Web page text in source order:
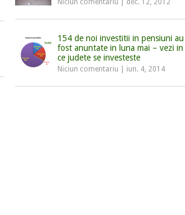
Niciun comentariu dec. 12, 2012
154 de noi investitii in pensiuni au
fost anuntate in luna mai – vezi in
ce judete se investeste
Niciun comentariu iun. 4, 2014